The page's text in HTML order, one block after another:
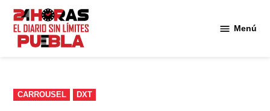
Saltar
contenido
Menú
PUBLICADO
EN
CARROUSEL DXT